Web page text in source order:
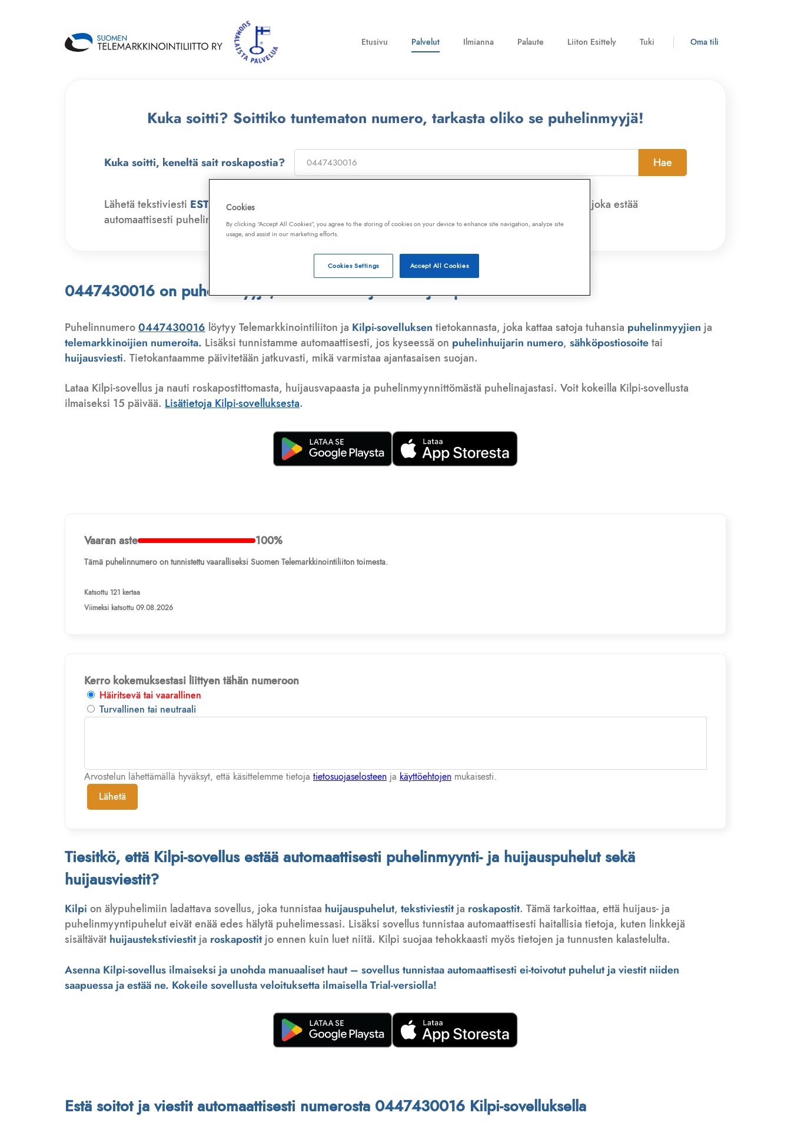
Etusivu Palvelut Ilmianna Palaute Liiton Esittely Tuki Oma tili
Kuka soitti? Soittiko tuntematon numero, tarkasta oliko se puhelinmyyjä!
Kuka soitti, keneltä sait roskapostia? Hae
Lähetä tekstiviesti ESTO numeroon
, niin saat laajan telemarkkinointikiellon ja Kilpi-sovelluksen, joka estää
automaattisesti puhelinmyyjien soitot, huijaussoitot, huijausviestit ja roskapostit.
0447430016 on puhelinmyyjä, telemarkkinoija tai huijauspuhelu
Puhelinnumero0447430016 löytyy Telemarkkinointiliiton ja Kilpi-sovelluksen tietokannasta, joka kattaa satoja tuhansia puhelinmyyjien ja
telemarkkinoijien numeroita. Lisäksi tunnistamme automaattisesti, jos kyseessä on puhelinhuijarin numero, sähköpostiosoitetai
huijausviesti. Tietokantaamme päivitetään jatkuvasti, mikä varmistaa ajantasaisen suojan.
Lataa Kilpi-sovellus ja nauti roskapostittomasta, huijausvapaasta ja puhelinmyynnittömästä puhelinajastasi. Voit kokeilla Kilpi-sovellusta
ilmaiseksi 15 päivää. Lisätietoja Kilpi-sovelluksesta.
Vaaran aste 100%
Tämä puhelinnumero on tunnistettu vaaralliseksi Suomen Telemarkkinointiliiton toimesta.
Katsottu 121 kertaa
Viimeksi katsottu 09.08.2026
Kerro kokemuksestasi liittyen tähän numeroon
Häiritsevä tai vaarallinen
Turvallinen tai neutraali
Arvostelun lähettämällä hyväksyt, että käsittelemme tietoja tietosuojaselosteen ja käyttöehtojen mukaisesti.
Lähetä
Tiesitkö, että Kilpi-sovellus estää automaattisesti puhelinmyynti- ja huijauspuhelut sekä
huijausviestit?
Kilpi on älypuhelimiin ladattava sovellus, joka tunnistaa huijauspuhelut, tekstiviestitja roskapostit. Tämä tarkoittaa, että huijaus- ja
puhelinmyyntipuhelut eivät enää edes hälytä puhelimessasi. Lisäksi sovellus tunnistaa automaattisesti haitallisia tietoja, kuten linkkejä
sisältävät huijaustekstiviestitja roskapostitjo ennen kuin luet niitä. Kilpi suojaa tehokkaasti myös tietojen ja tunnusten kalastelulta.
Asenna Kilpi-sovellus ilmaiseksi ja unohda manuaaliset haut – sovellus tunnistaa automaattisesti ei-toivotut puhelut ja viestit niiden
saapuessa ja estää ne. Kokeile sovellusta veloituksetta ilmaisella Trial-versiolla!
Estä soitot ja viestit automaattisesti numerosta 0447430016 Kilpi-sovelluksella
Cookies
By clicking “Accept All Cookies”, you agree to the storing of cookies on your device to enhance site navigation, analyze site
usage, and assist in our marketing efforts.
Accept All Cookies
Cookies Settings